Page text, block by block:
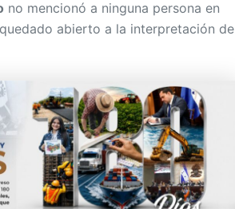
no mencionó a ninguna persona en
abierto a la interpretación de